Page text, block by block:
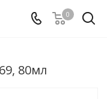
0
80мл